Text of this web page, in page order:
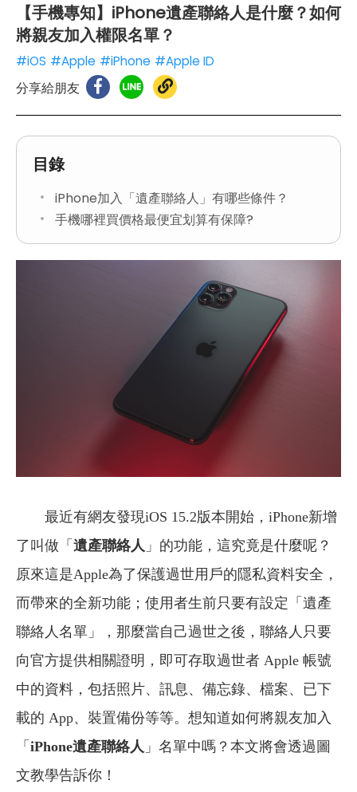
【手機專知】iPhone遺產聯絡人是什麼？如何
將親友加入權限名單？
#iOS #Apple #iPhone #Apple ID
分享給朋友
目錄
iPhone加入「遺產聯絡人」有哪些條件？
手機哪裡買價格最便宜划算有保障?
最近有網友發現iOS 15.2版本開始，iPhone新增
了叫做「 遺產聯絡人 」的功能，這究竟是什麼呢？
原來這是Apple為了保護過世用戶的隱私資料安全，
而帶來的全新功能；使用者生前只要有設定「遺產
聯絡人名單」，那麼當自己過世之後，聯絡人只要
向官方提供相關證明，即可存取過世者 Apple 帳號
中的資料，包括照片、訊息、備忘錄、檔案、已下
載的 App、裝置備份等等。想知道如何將親友加入
「 iPhone遺產聯絡人 」名單中嗎？本文將會透過圖
文教學告訴你！